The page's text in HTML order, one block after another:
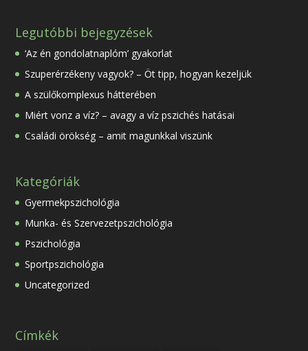
Legutóbbi bejegyzések
‘Az én gondolatnaplóm’ gyakorlat
Szuperérzékeny vagyok? – Öt tipp, hogyan kezeljük
A szülőkomplexus hátterében
Miért vonz a víz? – avagy a víz pszichés hatásai
Családi örökség – amit magunkkal viszünk
Kategóriák
Gyermekpszichológia
Munka- és Szervezetpszichológia
Pszichológia
Sportpszichológia
Uncategorized
Címkék